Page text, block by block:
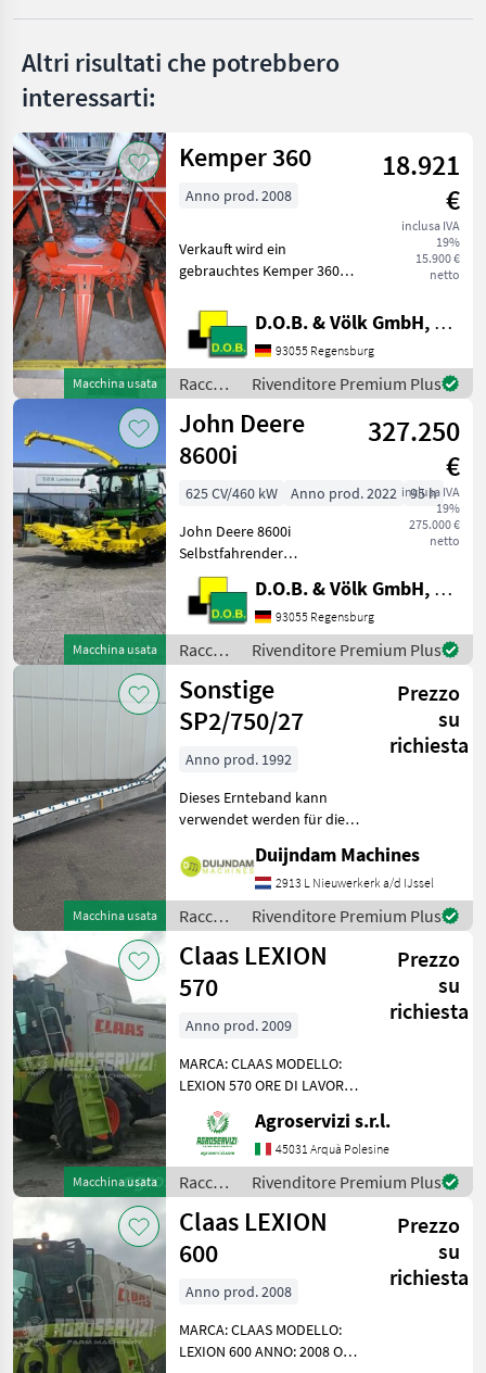
240
Consul
DOMINATOR
198 H
EVION
430
CLASSIC
Evion
430
Maxi
Lexion
440
Lexion
460
Lexion
520
LEXION
530
Mostra
tutti
MARKETPLACE
Marketplace
Offerte dei
rivenditori
Annunci
Altri risultati che potrebbero
interessarti:
Macchina usata
Kemper 360
18.921
€
inclusa IVA
19%
15.900 €
netto
Anno prod. 2008
Verkauft wird ein
gebrauchtes Kemper 360
New Holland FX
Feldhäcksler - guter
technische und optischer
Zustand - technisch wäre
ein Umbau auf
D.O.B. & Völk GmbH, Filiale Regensburg
93055 Regensburg
Raccolto
agricolo
/
Kemper
Rivenditore Premium Plus
Macchina usata
John Deere
8600i
327.250
€
inclusa IVA
19%
275.000 €
netto
625 CV/460 kW Anno prod. 2022
95 h
John Deere 8600i
Selbstfahrender
Feldhäcksler * Einsatz nur
im Gras * Ersteinsatz und
Erstzulassung 2023 * 94
Motor-bh, 35 Trommel-bh
(Stand 04.2026) - "I"-
Vorberei
D.O.B. & Völk GmbH, Filiale Regensburg
93055 Regensburg
Raccolto
agricolo
/ John
Deere
Rivenditore Premium Plus
Macchina usata
Sonstige
SP2/750/27
Prezzo
su
richiesta
Anno prod. 1992
Dieses Ernteband kann
verwendet werden für die
handwerklich geerntes
Gewächs, wie zB.
Blumenkohl, Endivie,
Sellerie, Rosenkohl, Salat,
Brokkoli,
Duijndam Machines
2913 L Nieuwerkerk a/d IJssel
Raccolto
agricolo
/
Sonstige
Rivenditore Premium Plus
Macchina usata
Claas LEXION
570
Prezzo
su
richiesta
Anno prod. 2009
MARCA: CLAAS MODELLO:
LEXION 570 ORE DI LAVORO
DI TREBBIATURA: IBRIDO A
DUE ROTORI POTENZA: 394
CV ORE DI LAVORO: 6925
PNEUMATICI POSTERIORI:
Agroservizi s.r.l.
45031 Arquà Polesine
Raccolto
agricolo
/ Claas
Rivenditore Premium Plus
Claas LEXION
600
Prezzo
su
richiesta
Anno prod. 2008
MARCA: CLAAS MODELLO:
LEXION 600 ANNO: 2008 ORE